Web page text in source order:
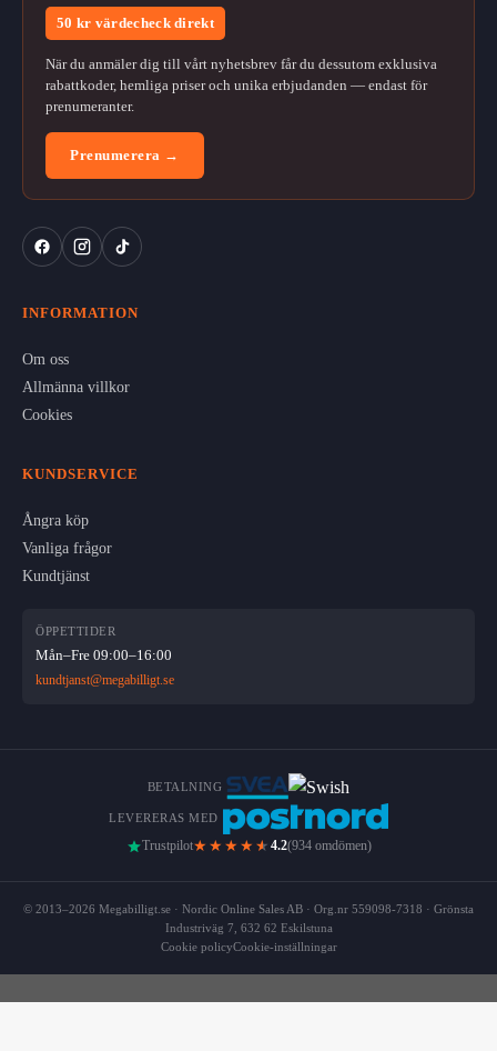
50 kr värdecheck direkt
När du anmäler dig till vårt nyhetsbrev får du dessutom exklusiva
rabattkoder, hemliga priser och unika erbjudanden — endast för
prenumeranter.
Prenumerera →
INFORMATION
Om oss
Allmänna villkor
Cookies
KUNDSERVICE
Ångra köp
Vanliga frågor
Kundtjänst
ÖPPETTIDER
Mån–Fre 09:00–16:00
kundtjanst@megabilligt.se
BETALNING
LEVERERAS MED
Trustpilot★★★★ ★ 4.2(934 omdömen)
© 2013–2026 Megabilligt.se · Nordic Online Sales AB · Org.nr 559098-7318 · Grönsta
Industriväg 7, 632 62 Eskilstuna
Cookie policyCookie-inställningar